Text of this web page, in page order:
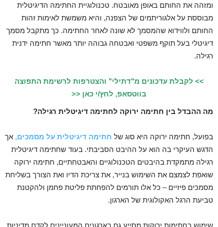
ומזהה את החותם באופן מאובטח. טכנולוגיית החתימה הדיגיטלית
מבוססת על אלגוריתמים של הצפנה, והיא משמשת לאימות זהות
החותם ולווידוא שהמסמך לא שונה לאחר החתימה. כך מתקבל מסמך
דיגיטלי בעל תוקף משפטי ואבטחה גבוהה יותר מאשר חתימה ידנית
רגילה.
>> לקבלת עדכונים מ"דתילי" והצטרפות לרשימת התפוצה
בווטסאפ, לחץ/י כאן <<
מה ההבדל בין חתימה ירוקה לחתימה דיגיטלית רגילה?
בפועל, חתימה ירוקה היא סוג של חתימה דיגיטלית על מסמכים, אך
הדגש העיקרי בה הוא על ההיבט הסביבתי. בעוד שחתימה דיגיטלית
רגילה מתמקדת בהיבטים הטכנולוגיים והאבטחתיים, חתימה ירוקה
שואפת לצמצם את השימוש בנייר, את צריכת הדיו ואת הצורך בשליחת
מסמכים פיזיים – כל אלו תורמים להפחתת פליטת פחמן ולהקטנת
טביעת הרגל האקולוגית של הארגון.
שימוש בחתימות ירוקות מסייע גם בארגונים המעוניינים לקדם מדיניות